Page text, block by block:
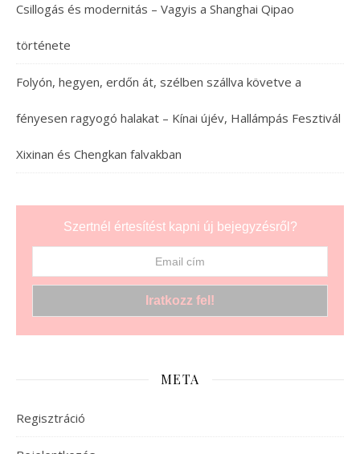
Csillogás és modernitás – Vagyis a Shanghai Qipao
története
Folyón, hegyen, erdőn át, szélben szállva követve a
fényesen ragyogó halakat – Kínai újév, Hallámpás Fesztivál
Xixinan és Chengkan falvakban
Szertnél értesítést kapni új bejegyzésről?
META
Regisztráció